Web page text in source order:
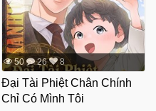
50 26 8
Đại Tài Phiệt Chân Chính
Chỉ Có Mình Tôi